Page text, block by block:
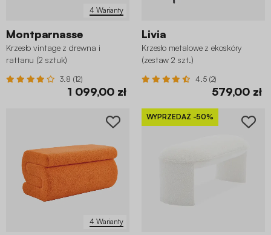
4 Warianty
Montparnasse
Krzesło vintage z drewna i
rattanu (2 sztuk)
3.8 (12)
1 099,00 zł
Livia
Krzesło metalowe z ekoskóry
(zestaw 2 szt.)
4.5 (2)
579,00 zł
4 Warianty
WYPRZEDAŻ -50%